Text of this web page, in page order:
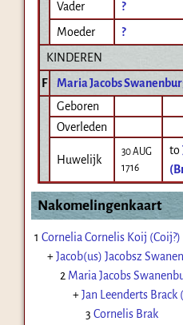
Vader
?
Moeder
?
KINDEREN
F
Maria Jacobs
Geboren
Overleden
Huwelijk
30 AUG
1716
to
Nakomelingenkaart
1 Cornelia Cornelis Koij (Coij?)
+Jacob(us) Jacobsz
2 Maria Jacobs
+Jan Leenderts Brack
3 Cornelis Brak